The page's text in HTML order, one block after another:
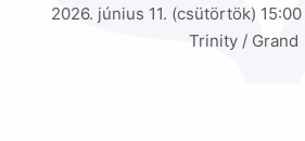
2026. június 11. (csütörtök)
Trinity / Grand